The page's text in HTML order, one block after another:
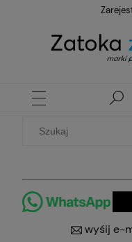
wyśij e-